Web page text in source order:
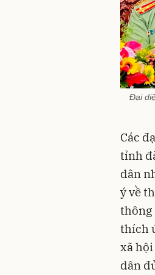
Đại
Các
tỉnh
dân
ý về
thông
thích
xã
dân